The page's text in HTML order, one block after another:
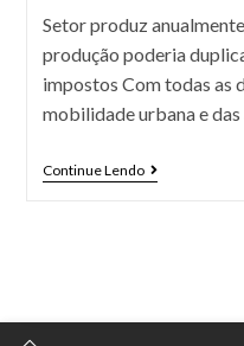
Setor produz
produção poderia
impostos Com todas as
mobilidade urbana e
Continue Lendo